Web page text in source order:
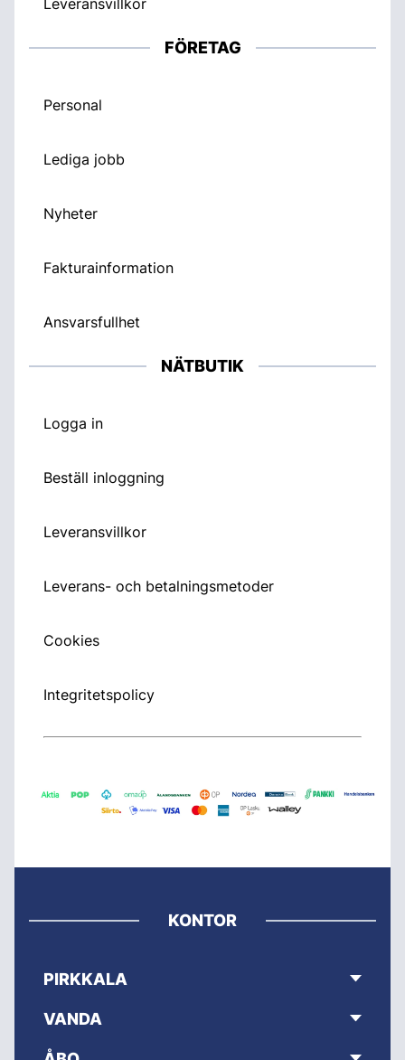
FÖRETAG
Personal
Lediga jobb
Nyheter
Fakturainformation
Ansvarsfullhet
NÄTBUTIK
Logga in
Beställ inloggning
Leveransvillkor
Leverans- och betalningsmetoder
Cookies
Integritetspolicy
KONTOR
PIRKKALA
VANDA